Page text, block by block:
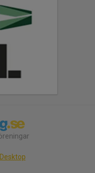
Desktop